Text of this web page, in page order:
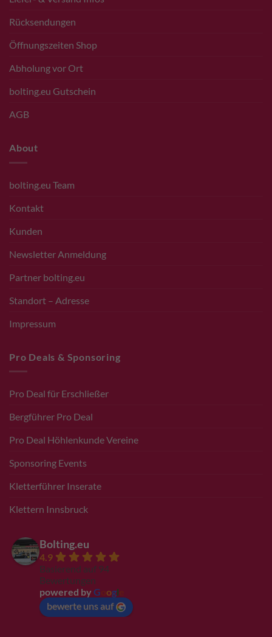
Rücksendungen
Öffnungszeiten Shop
Abholung vor Ort
bolting.eu Gutschein
AGB
About
bolting.eu Team
Kontakt
Kunden
Newsletter Anmeldung
Partner bolting.eu
Standort – Adresse
Impressum
Pro Deals & Sponsoring
Pro Deal für Erschließer
Bergführer Pro Deal
Pro Deal Höhlenkunde Vereine
Sponsoring Events
Kletterführer Inserate
Klettern Innsbruck
Bolting.eu
4.9
Basierend auf 94
Bewertungen
powered by G ogl
bewerte uns auf